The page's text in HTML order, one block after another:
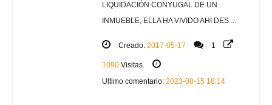
LIQUIDACIÓN CONYUGAL DE UN
INMUEBLE, ELLA HA VIVIDO AHI DES ...
Creado: 2017-05-17 1
1090 Visitas.
Ultimo comentario: 2023-08-15 18:14